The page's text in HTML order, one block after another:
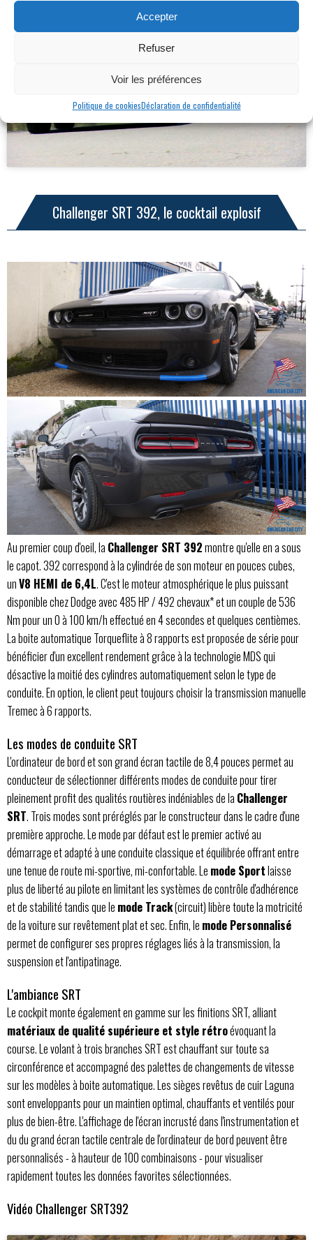
Accepter
Refuser
Voir les préférences
Politique de cookiesDéclaration de confidentialité
Cliquez pour accepter les cookies
Challenger SRT 392, le cocktail explosif
Au premier coup d'oeil, la Challenger SRT 392montre qu'elle en a sous
le capot. 392 correspond à la cylindrée de son moteur en pouces cubes,
unV8 HEMI de 6,4L. C'est le moteur atmosphérique le plus puissant
disponible chez Dodge avec 485 HP / 492 chevaux* et un couple de 536
Nm pour un 0 à 100 km/h effectué en 4 secondes et quelques centièmes.
La boite automatique Torqueflite à 8 rapports est proposée de série pour
bénéficier d'un excellent rendement grâce à la technologie MDS qui
désactive la moitié des cylindres automatiquement selon le type de
conduite. En option, le client peut toujours choisir la transmission manuelle
Tremec à 6 rapports.
Les modes de conduite SRT
L'ordinateur de bord et son grand écran tactile de 8,4 pouces permet au
conducteur de sélectionner différents modes de conduite pour tirer
pleinement profit des qualités routières indéniables de la Challenger
SRT. Trois modes sont préréglés par le constructeur dans le cadre d'une
première approche. Le mode par défaut est le premier activé au
démarrage et adapté à une conduite classique et équilibrée offrant entre
une tenue de route mi-sportive, mi-confortable. Le mode Sportlaisse
plus de liberté au pilote en limitant les systèmes de contrôle d'adhérence
et de stabilité tandis que le mode Track(circuit) libère toute la motricité
de la voiture sur revêtement plat et sec. Enfin, le mode Personnalisé
permet de configurer ses propres réglages liés à la transmission, la
suspension et l'antipatinage.
L'ambiance SRT
Le cockpit monte également en gamme sur les finitions SRT, alliant
matériaux de qualité supérieure et style rétroévoquant la
course. Le volant à trois branches SRT est chauffant sur toute sa
circonférence et accompagné des palettes de changements de vitesse
sur les modèles à boite automatique. Les sièges revêtus de cuir Laguna
sont enveloppants pour un maintien optimal, chauffants et ventilés pour
plus de bien-être. L'affichage de l'écran incrusté dans l'instrumentation et
du du grand écran tactile centrale de l'ordinateur de bord peuvent être
personnalisés - à hauteur de 100 combinaisons - pour visualiser
rapidement toutes les données favorites sélectionnées.
Vidéo Challenger SRT392